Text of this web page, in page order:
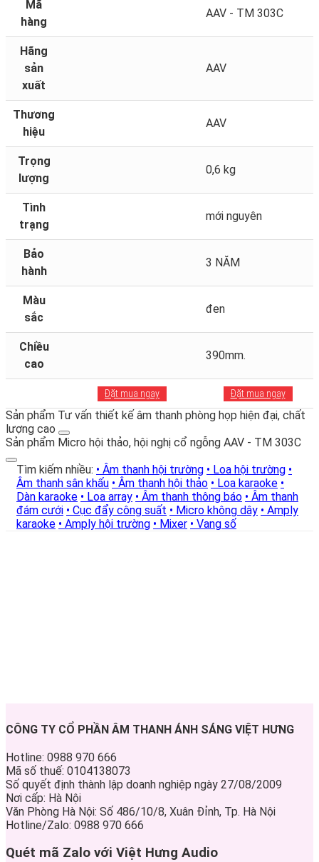
Mã
hàng
AAV - TM 303C
Hãng
sản
xuất
AAV
Thương
hiệu
AAV
Trọng
lượng
0,6 kg
Tình
trạng
mới nguyên
Bảo
hành
3 NĂM
Màu
sắc
đen
Chiều
cao
390mm.
Đặt mua ngay Đặt mua ngay
Sản phẩm Tư vấn thiết kế âm thanh phòng họp hiện đại, chất
lượng cao
Sản phẩm Micro hội thảo, hội nghị cổ ngỗng AAV - TM 303C
Tìm kiếm nhiều: • Âm thanh hội trường • Loa hội trường •
Âm thanh sân khấu • Âm thanh hội thảo • Loa karaoke •
Dàn karaoke • Loa array • Âm thanh thông báo • Âm thanh
đám cưới • Cục đẩy công suất • Micro không dây • Amply
karaoke • Amply hội trường • Mixer • Vang số
CÔNG TY CỔ PHẦN ÂM THANH ÁNH SÁNG VIỆT HƯNG
Hotline: 0988 970 666
Mã số thuế: 0104138073
Số quyết định thành lập doanh nghiệp ngày 27/08/2009
Nơi cấp: Hà Nội
Văn Phòng Hà Nội: Số 486/10/8, Xuân Đỉnh, Tp. Hà Nội
Hotline/Zalo: 0988 970 666
Quét mã Zalo với Việt Hưng Audio